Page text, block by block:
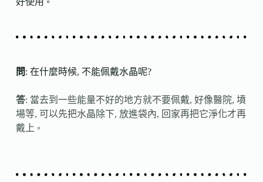
。
問: 在什麼時候, 不能佩戴水晶呢?
答: 當去到一些能量不好的地方就不要佩戴, 好像醫院, 墳
場等, 可以先把水晶除下, 放進袋內, 回家再把它淨化才再
戴上 。